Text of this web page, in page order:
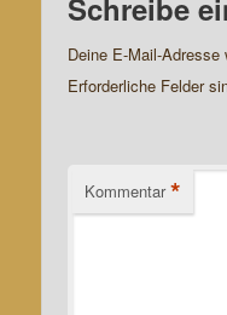
Schreibe
Deine E-Mail-
Erforderliche Felder
Kommentar *